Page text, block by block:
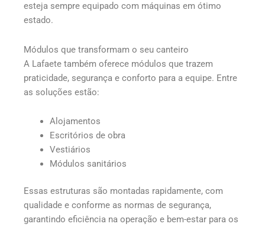
esteja sempre equipado com máquinas em ótimo
estado.
Módulos que transformam o seu canteiro
A Lafaete também oferece módulos que trazem
praticidade, segurança e conforto para a equipe. Entre
as soluções estão:
Alojamentos
Escritórios de obra
Vestiários
Módulos sanitários
Essas estruturas são montadas rapidamente, com
qualidade e conforme as normas de segurança,
garantindo eficiência na operação e bem-estar para os